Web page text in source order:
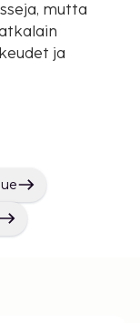
mutta
ja